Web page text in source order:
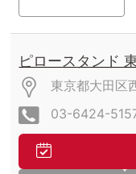
ピロースタンド
東京都大田区
03-6424-